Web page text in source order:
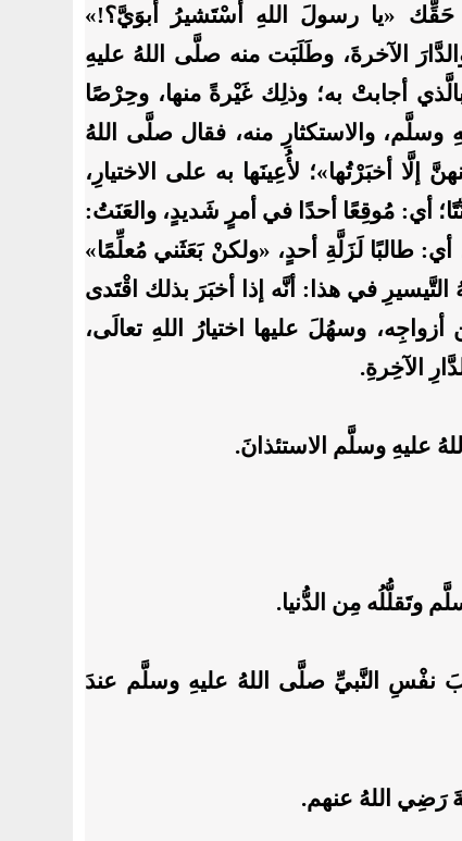
«يا رسولَ اللهِ أسْتَشيرُ أبوَيَّ؟!»
الآخرةَ، وطَلَبَت منه صلَّى اللهُ عليهِ
أجابتْ به؛ وذلِك غَيْرةً منها، وحِرْصًا
وسلَّم، والاستكثارِ منه، فقال صلَّى اللهُ
أخبَرْتُها»؛ لأُعِينَها به على الاختيارِ،
أي: مُوقِعًا أحدًا في أمرٍ شَديدٍ، والعَنَتُ:
أي: طالبًا لَزَلَّةِ أحدٍ، «ولكنْ بَعَثَني مُعلِّمًا»
في هذا: أنَّه إذا أخبَرَ بذلك اقْتَدى
وسهُلَ عليها اختيارُ اللهِ تعالَى،
الآخِرةِ.
عليهِ وسلَّم الاستئذانَ.
وتَقلُّلُه مِن الدُّنيا.
نفْسِ النَّبيِّ صلَّى اللهُ عليهِ وسلَّم عندَ
رَضِي اللهُ عنهم.